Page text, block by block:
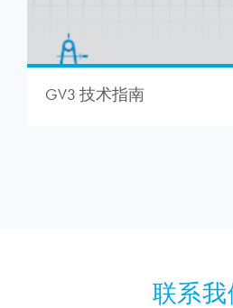
GV3 技术指南